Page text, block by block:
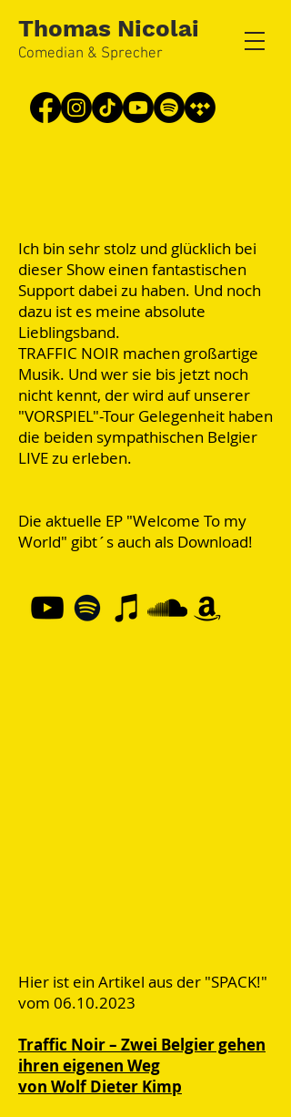
Thomas Nicolai
Comedian & Sprecher
Ich bin sehr stolz und glücklich bei
dieser Show einen fantastischen
Support dabei zu haben. Und noch
dazu ist es meine absolute
Lieblingsband.
TRAFFIC NOIR machen großartige
Musik. Und wer sie bis jetzt noch
nicht kennt, der wird auf unserer
"VORSPIEL"-Tour Gelegenheit haben
die beiden sympathischen Belgier
LIVE zu erleben.
Die aktuelle EP "Welcome To my
World" gibt´s auch als Download!
Hier ist ein Artikel aus der "SPACK!"
vom 06.10.2023
Traffic Noir – Zwei Belgier gehen
ihren eigenen Weg
von Wolf Dieter Kimp